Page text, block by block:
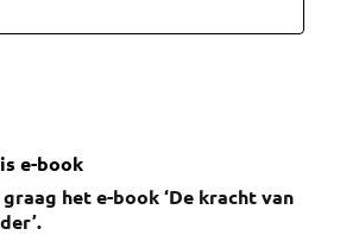
e-book
het e-book ‘De kracht van